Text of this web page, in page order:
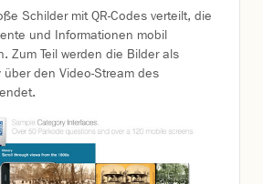
Schilder mit QR-Codes verteilt, die
und Informationen mobil
Zum Teil werden die Bilder als
über den Video-Stream des